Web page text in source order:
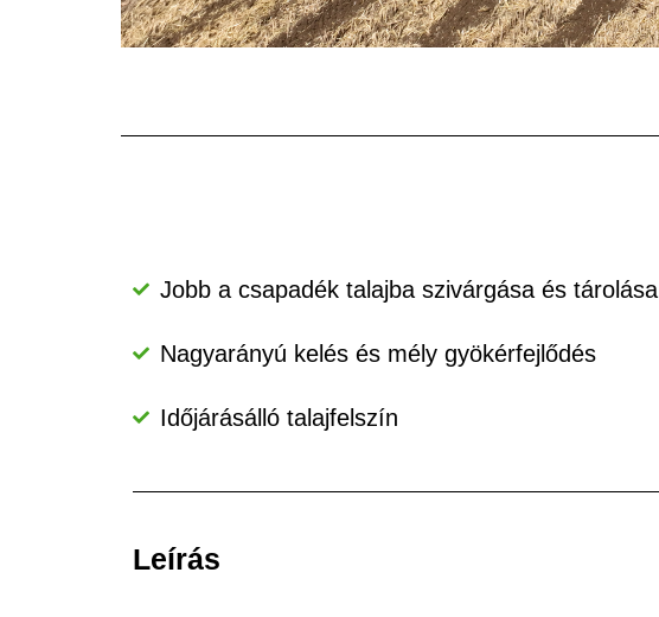
Jobb a csapadék talajba szivárgása és tárolása
Nagyarányú kelés és mély gyökérfejlődés
Időjárásálló talajfelszín
Leírás